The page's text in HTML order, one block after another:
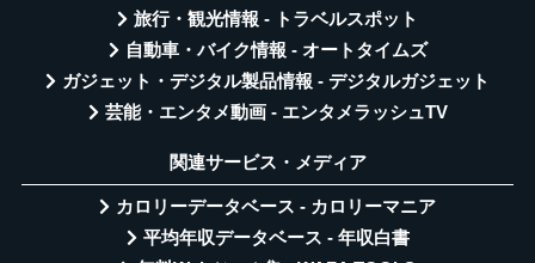
旅行・観光情報 - トラベルスポット
自動車・バイク情報 - オートタイムズ
ガジェット・デジタル製品情報 - デジタルガジェット
芸能・エンタメ動画 - エンタメラッシュTV
関連サービス・メディア
カロリーデータベース - カロリーマニア
平均年収データベース - 年収白書